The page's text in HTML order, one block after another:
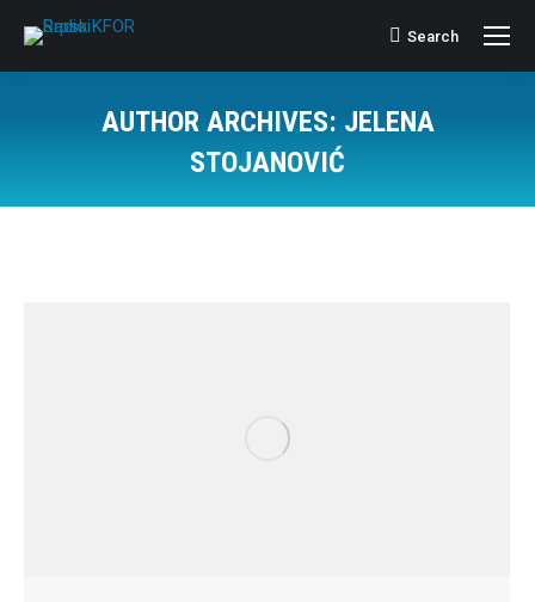
Search:
Search
AUTHOR ARCHIVES: JELENA
STOJANOVIĆ